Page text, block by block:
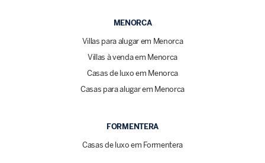
MENORCA
Villas para alugar em Menorca
Villas à venda em Menorca
Casas de luxo em Menorca
Casas para alugar em Menorca
FORMENTERA
Casas de luxo em Formentera